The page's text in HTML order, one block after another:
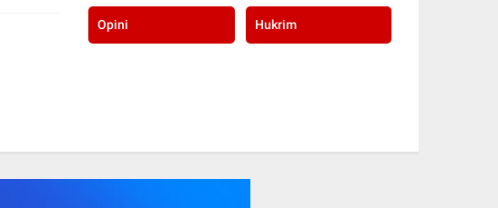
Opini Hukrim